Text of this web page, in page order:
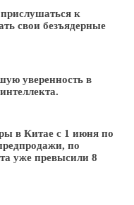
к
свои безъядерные
уверенность в
в Китае с 1 июня по
по
уже превысили 8